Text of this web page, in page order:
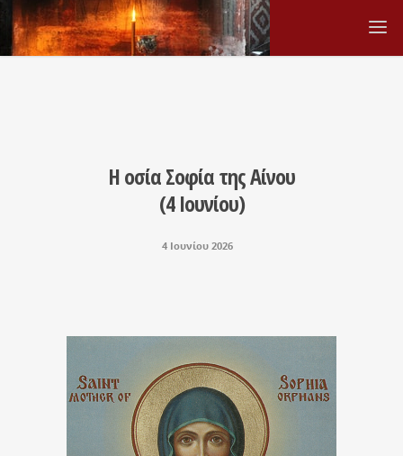
Η οσία Σοφία της Αίνου
(4 Ιουνίου)
4 Ιουνίου 2026